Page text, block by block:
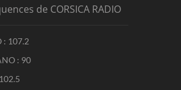
de CORSICA RADIO
: 107.2
: 90